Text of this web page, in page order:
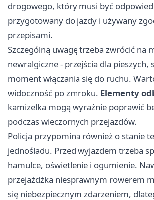
drogowego, który musi być
przygotowany do jazdy i używany
przepisami.
Szczególną uwagę trzeba zwrócić na
newralgiczne - przejścia dla pieszych,
moment włączania się do ruchu.
widoczność po zmroku. Elementy
kamizelka mogą wyraźnie poprawić
podczas wieczornych przejazdów.
Policja przypomina również o stanie
jednośladu. Przed wyjazdem trzeba
hamulce, oświetlenie i ogumienie.
przejażdżka niesprawnym rowerem
się niebezpiecznym zdarzeniem,